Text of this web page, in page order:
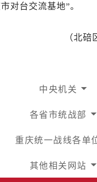
对台交流基地”。
（北碚
中央机关
各省市统战部
重庆统一战线各单
其他相关网站